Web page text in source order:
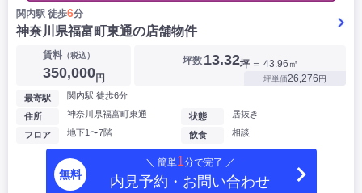
関内駅 徒歩6分
神奈川県福富町東通の店舗物件
賃料（税込）
350,000円
坪数 13.32坪 ＝ 43.96㎡
坪単価26,276円
最寄駅 関内駅 徒歩6分
住所 神奈川県福富町東通
フロア 地下1〜7階
状態 居抜き
飲食 相談
無料
＼ 簡単1分で完了 ／
内見予約・お問い合わせ